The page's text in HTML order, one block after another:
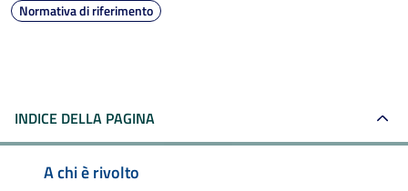
Normativa di riferimento
INDICE DELLA PAGINA
A chi è rivolto